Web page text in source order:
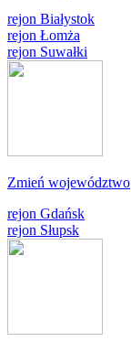
rejon Białystok
rejon Łomża
rejon Suwałki
Zmień województwo
rejon Gdańsk
rejon Słupsk